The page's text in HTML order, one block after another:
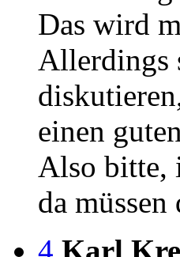
Das wird
Allerdings
einen
Also bitte,
da